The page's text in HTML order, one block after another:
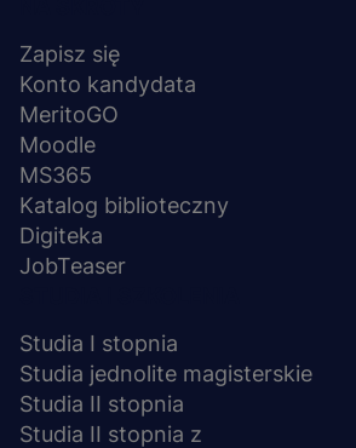
stopka
Zapisz się
Konto kandydata
MeritoGO
Moodle
MS365
Katalog biblioteczny
Digiteka
JobTeaser
Studia I stopnia
Studia jednolite magisterskie
Studia II stopnia
Studia II stopnia z